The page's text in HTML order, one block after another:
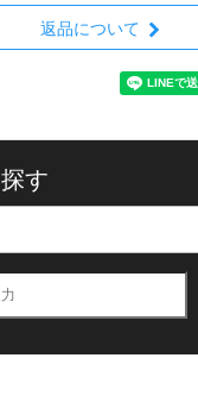
返品について
す